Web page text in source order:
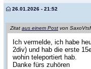
26.01.2026 - 21:52
Zitat aus einem Post von
Ich vermelde, ich habe
2div) und hab die erste
wohin teleportiert hab.
Danke fürs zuhören